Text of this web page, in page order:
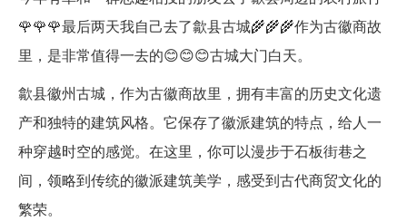
🌹🌹🌹最后两天我自己去了歙县古城🌾🌾🌾作为古徽商故
里，是非常值得一去的😊😊😊古城大门白天。
歙县徽州古城，作为古徽商故里，拥有丰富的历史文化遗
产和独特的建筑风格。它保存了徽派建筑的特点，给人一
种穿越时空的感觉。在这里，你可以漫步于石板街巷之
间，领略到传统的徽派建筑美学，感受到古代商贸文化的
繁荣。